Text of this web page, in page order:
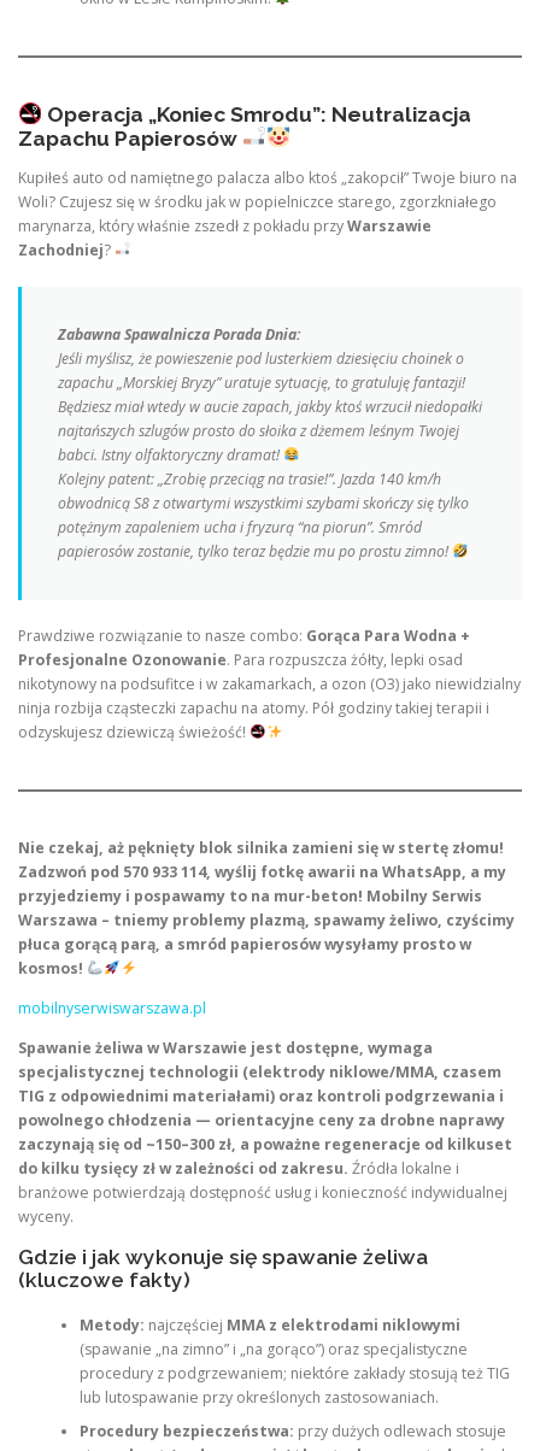
Operacja „Koniec Smrodu”: Neutralizacja
Zapachu Papierosów
Kupiłeś auto od namiętnego palacza albo ktoś „zakopcił” Twoje biuro na
Woli? Czujesz się w środku jak w popielniczce starego, zgorzkniałego
marynarza, który właśnie zszedł z pokładu przyWarszawie
Zachodniej?
Zabawna Spawalnicza Porada Dnia:
Jeśli myślisz, że powieszenie pod lusterkiem dziesięciu choinek o
zapachu „Morskiej Bryzy” uratuje sytuację, to gratuluję fantazji!
Będziesz miał wtedy w aucie zapach, jakby ktoś wrzucił niedopałki
najtańszych szlugów prosto do słoika z dżemem leśnym Twojej
babci. Istny olfaktoryczny dramat!
Kolejny patent: „Zrobię przeciąg na trasie!”. Jazda 140 km/h
obwodnicą S8 z otwartymi wszystkimi szybami skończy się tylko
potężnym zapaleniem ucha i fryzurą “na piorun”. Smród
papierosów zostanie, tylko teraz będzie mu po prostu zimno!
Prawdziwe rozwiązanie to nasze combo: Gorąca Para Wodna +
Profesjonalne Ozonowanie. Para rozpuszcza żółty, lepki osad
nikotynowy na podsufitce i w zakamarkach, a ozon (O3) jako niewidzialny
ninja rozbija cząsteczki zapachu na atomy. Pół godziny takiej terapii i
odzyskujesz dziewiczą świeżość!
Nie czekaj, aż pęknięty blok silnika zamieni się w stertę złomu!
Zadzwoń pod 570 933 114, wyślij fotkę awarii na WhatsApp, a my
przyjedziemy i pospawamy to na mur-beton! Mobilny Serwis
Warszawa – tniemy problemy plazmą, spawamy żeliwo, czyścimy
płuca gorącą parą, a smród papierosów wysyłamy prosto w
kosmos!
mobilnyserwiswarszawa.pl
Spawanie żeliwa w Warszawie jest dostępne, wymaga
specjalistycznej technologii (elektrody niklowe/MMA, czasem
TIG z odpowiednimi materiałami) oraz kontroli podgrzewania i
powolnego chłodzenia — orientacyjne ceny za drobne naprawy
zaczynają się od ~150–300 zł, a poważne regeneracje od kilkuset
do kilku tysięcy zł w zależności od zakresu. Źródła lokalne i
branżowe potwierdzają dostępność usług i konieczność indywidualnej
wyceny.
Gdzie i jak wykonuje się spawanie żeliwa
(kluczowe fakty)
Metody: najczęściej MMA z elektrodami niklowymi
(spawanie „na zimno” i „na gorąco”) oraz specjalistyczne
procedury z podgrzewaniem; niektóre zakłady stosują też TIG
lub lutospawanie przy określonych zastosowaniach.
Procedury bezpieczeństwa: przy dużych odlewach stosuje